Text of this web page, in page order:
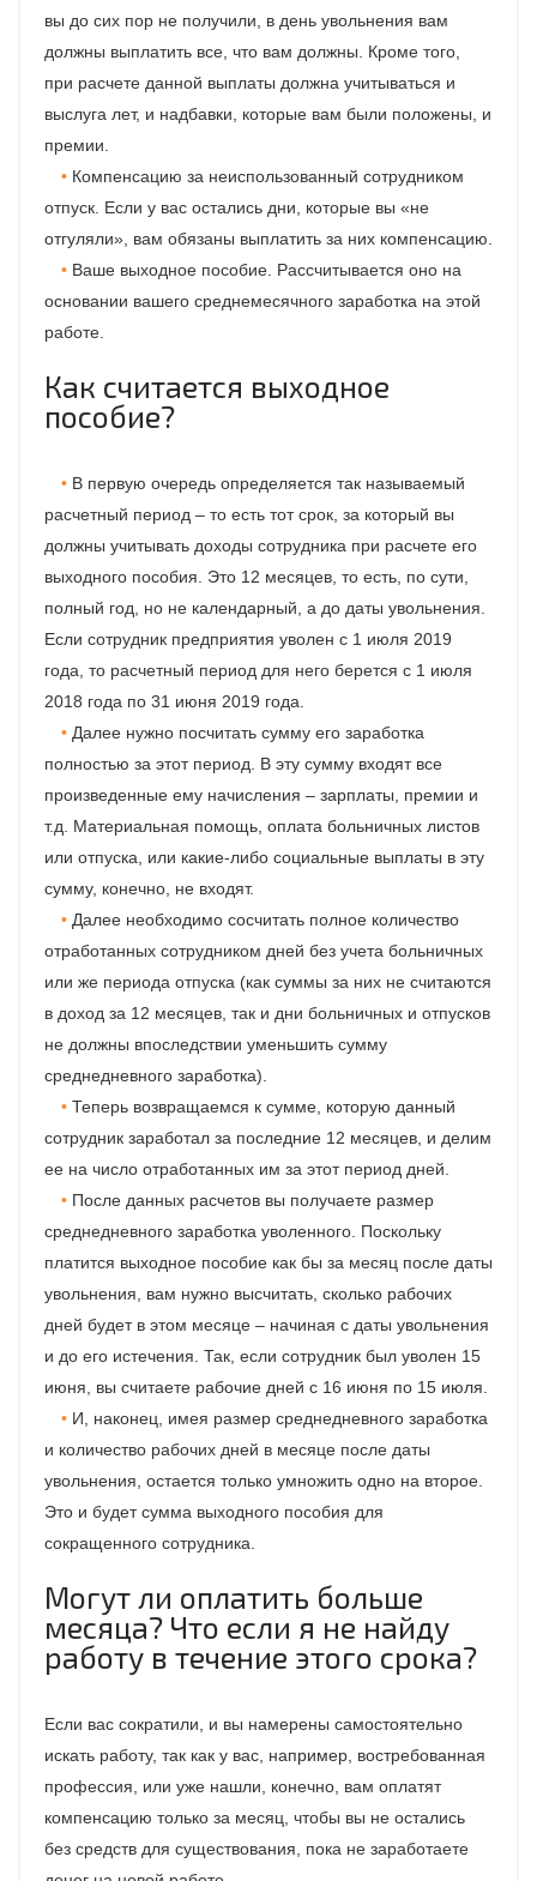
вы до сих пор не получили, в день увольнения вам
должны выплатить все, что вам должны. Кроме того,
при расчете данной выплаты должна учитываться и
выслуга лет, и надбавки, которые вам были положены, и
премии.
Компенсацию за неиспользованный сотрудником
отпуск. Если у вас остались дни, которые вы «не
отгуляли», вам обязаны выплатить за них компенсацию.
Ваше выходное пособие. Рассчитывается оно на
основании вашего среднемесячного заработка на этой
работе.
Как считается выходное
пособие?
В первую очередь определяется так называемый
расчетный период – то есть тот срок, за который вы
должны учитывать доходы сотрудника при расчете его
выходного пособия. Это 12 месяцев, то есть, по сути,
полный год, но не календарный, а до даты увольнения.
Если сотрудник предприятия уволен с 1 июля 2019
года, то расчетный период для него берется с 1 июля
2018 года по 31 июня 2019 года.
Далее нужно посчитать сумму его заработка
полностью за этот период. В эту сумму входят все
произведенные ему начисления – зарплаты, премии и
т.д. Материальная помощь, оплата больничных листов
или отпуска, или какие-либо социальные выплаты в эту
сумму, конечно, не входят.
Далее необходимо сосчитать полное количество
отработанных сотрудником дней без учета больничных
или же периода отпуска (как суммы за них не считаются
в доход за 12 месяцев, так и дни больничных и отпусков
не должны впоследствии уменьшить сумму
среднедневного заработка).
Теперь возвращаемся к сумме, которую данный
сотрудник заработал за последние 12 месяцев, и делим
ее на число отработанных им за этот период дней.
После данных расчетов вы получаете размер
среднедневного заработка уволенного. Поскольку
платится выходное пособие как бы за месяц после даты
увольнения, вам нужно высчитать, сколько рабочих
дней будет в этом месяце – начиная с даты увольнения
и до его истечения. Так, если сотрудник был уволен 15
июня, вы считаете рабочие дней с 16 июня по 15 июля.
И, наконец, имея размер среднедневного заработка
и количество рабочих дней в месяце после даты
увольнения, остается только умножить одно на второе.
Это и будет сумма выходного пособия для
сокращенного сотрудника.
Могут ли оплатить больше
месяца? Что если я не найду
работу в течение этого срока?
Если вас сократили, и вы намерены самостоятельно
искать работу, так как у вас, например, востребованная
профессия, или уже нашли, конечно, вам оплатят
компенсацию только за месяц, чтобы вы не остались
без средств для существования, пока не заработаете